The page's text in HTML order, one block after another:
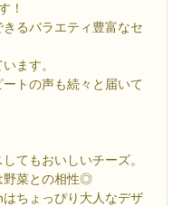
！
るバラエティ豊富なセ
ます。
ートの声も続々と届いて
てもおいしいチーズ。
野菜との相性◎
ちょっぴり大人なデザ